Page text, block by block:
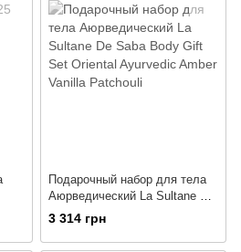
Подарочный набор для тела
Аюрведический La Sultane De
Saba Body Gift Set Oriental
Ayurvedic Amber Vanilla
Patchouli
3 314 грн